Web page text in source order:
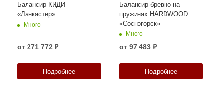
Балансир КИДИ
«Ланкастер»
Много
от 271 772 ₽
Подробнее
Балансир-бревно на
пружинах HARDWOOD
«Сосногорск»
Много
от 97 483 ₽
Подробнее